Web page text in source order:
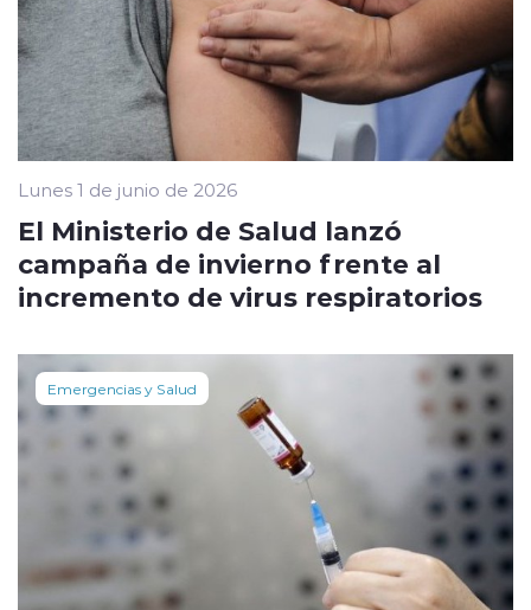
Lunes 1 de junio de 2026
El Ministerio de Salud lanzó
campaña de invierno frente al
incremento de virus respiratorios
Emergencias y Salud